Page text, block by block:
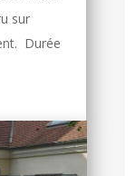
sur
Durée